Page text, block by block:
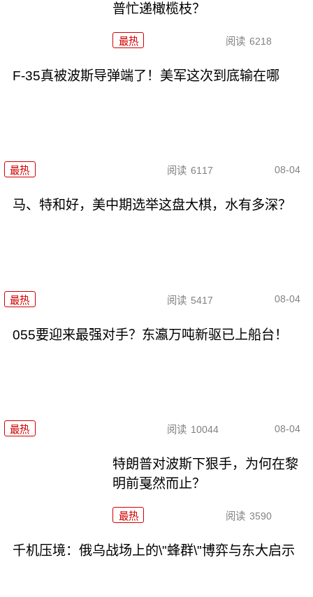
普忙递橄榄枝？
最热 阅读 6218
F-35真被波斯导弹端了！美军这次到底输在哪
最热 阅读 6117 08-04
马、特和好，美中期选举这盘大棋，水有多深？
最热 阅读 5417 08-04
055要迎来最强对手？东瀛万吨新驱已上船台！
最热 阅读 10044 08-04
特朗普对波斯下狠手，为何在黎
明前戛然而止？
最热 阅读 3590
千机压境：俄乌战场上的\"蜂群\"博弈与东大启示